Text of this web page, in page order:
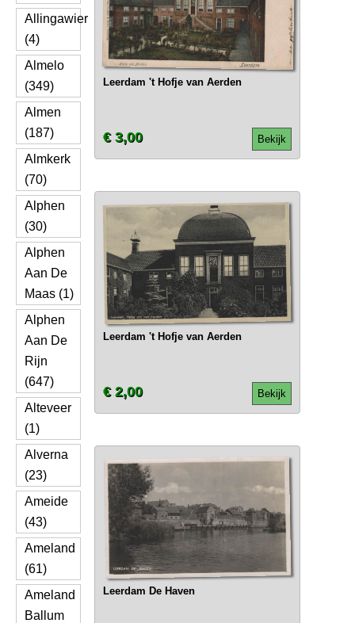
Allingawier
(4)
Almelo
(349)
Almen
(187)
Almkerk
(70)
Alphen
(30)
Alphen
Aan De
Maas (1)
Alphen
Aan De
Rijn
(647)
Alteveer
(1)
Alverna
(23)
Ameide
(43)
Ameland
(61)
Ameland
Ballum
Leerdam 't Hofje van Aerden
Bekijk
€ 3,00
Leerdam 't Hofje van Aerden
Bekijk
€ 2,00
Leerdam De Haven